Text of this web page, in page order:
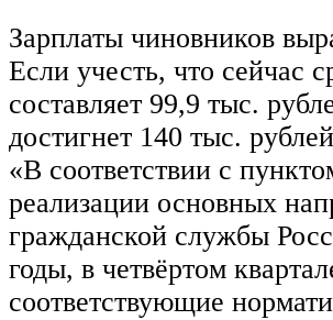
Зарплаты чиновников
Если учесть, что сейчас
составляет 99,9 тыс.
достигнет 140 тыс.
«В соответствии с
реализации основных
гражданской службы
годы, в четвёртом
соответствующие